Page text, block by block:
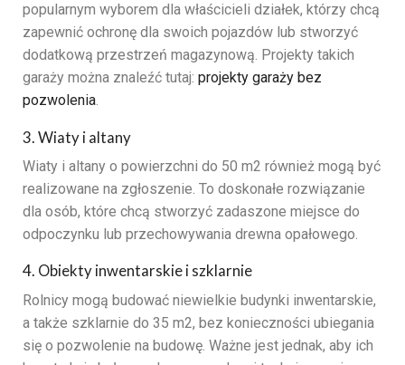
popularnym wyborem dla właścicieli działek, którzy chcą
zapewnić ochronę dla swoich pojazdów lub stworzyć
dodatkową przestrzeń magazynową. Projekty takich
garaży można znaleźć tutaj: projekty garaży bez
pozwolenia.
3. Wiaty i altany
Wiaty i altany o powierzchni do 50 m2 również mogą być
realizowane na zgłoszenie. To doskonałe rozwiązanie
dla osób, które chcą stworzyć zadaszone miejsce do
odpoczynku lub przechowywania drewna opałowego.
4. Obiekty inwentarskie i szklarnie
Rolnicy mogą budować niewielkie budynki inwentarskie,
a także szklarnie do 35 m2, bez konieczności ubiegania
się o pozwolenie na budowę. Ważne jest jednak, aby ich